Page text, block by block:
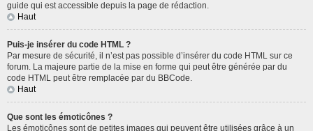
guide qui est accessible depuis la page de rédaction.
Haut
Puis-je insérer du code HTML ?
Par mesure de sécurité, il n’est pas possible d’insérer du code HTML sur ce
forum. La majeure partie de la mise en forme qui peut être générée par du
code HTML peut être remplacée par du BBCode.
Haut
Que sont les émoticônes ?
Les émoticônes sont de petites images qui peuvent être utilisées grâce à un